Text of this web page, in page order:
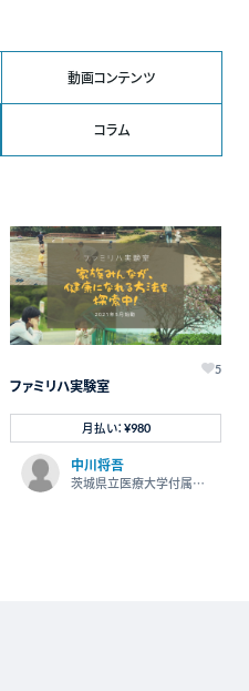
動画コンテンツ
コラム
5
ファミリハ実験室
月払い： ¥980
中川将吾
茨城県立医療大学付属病